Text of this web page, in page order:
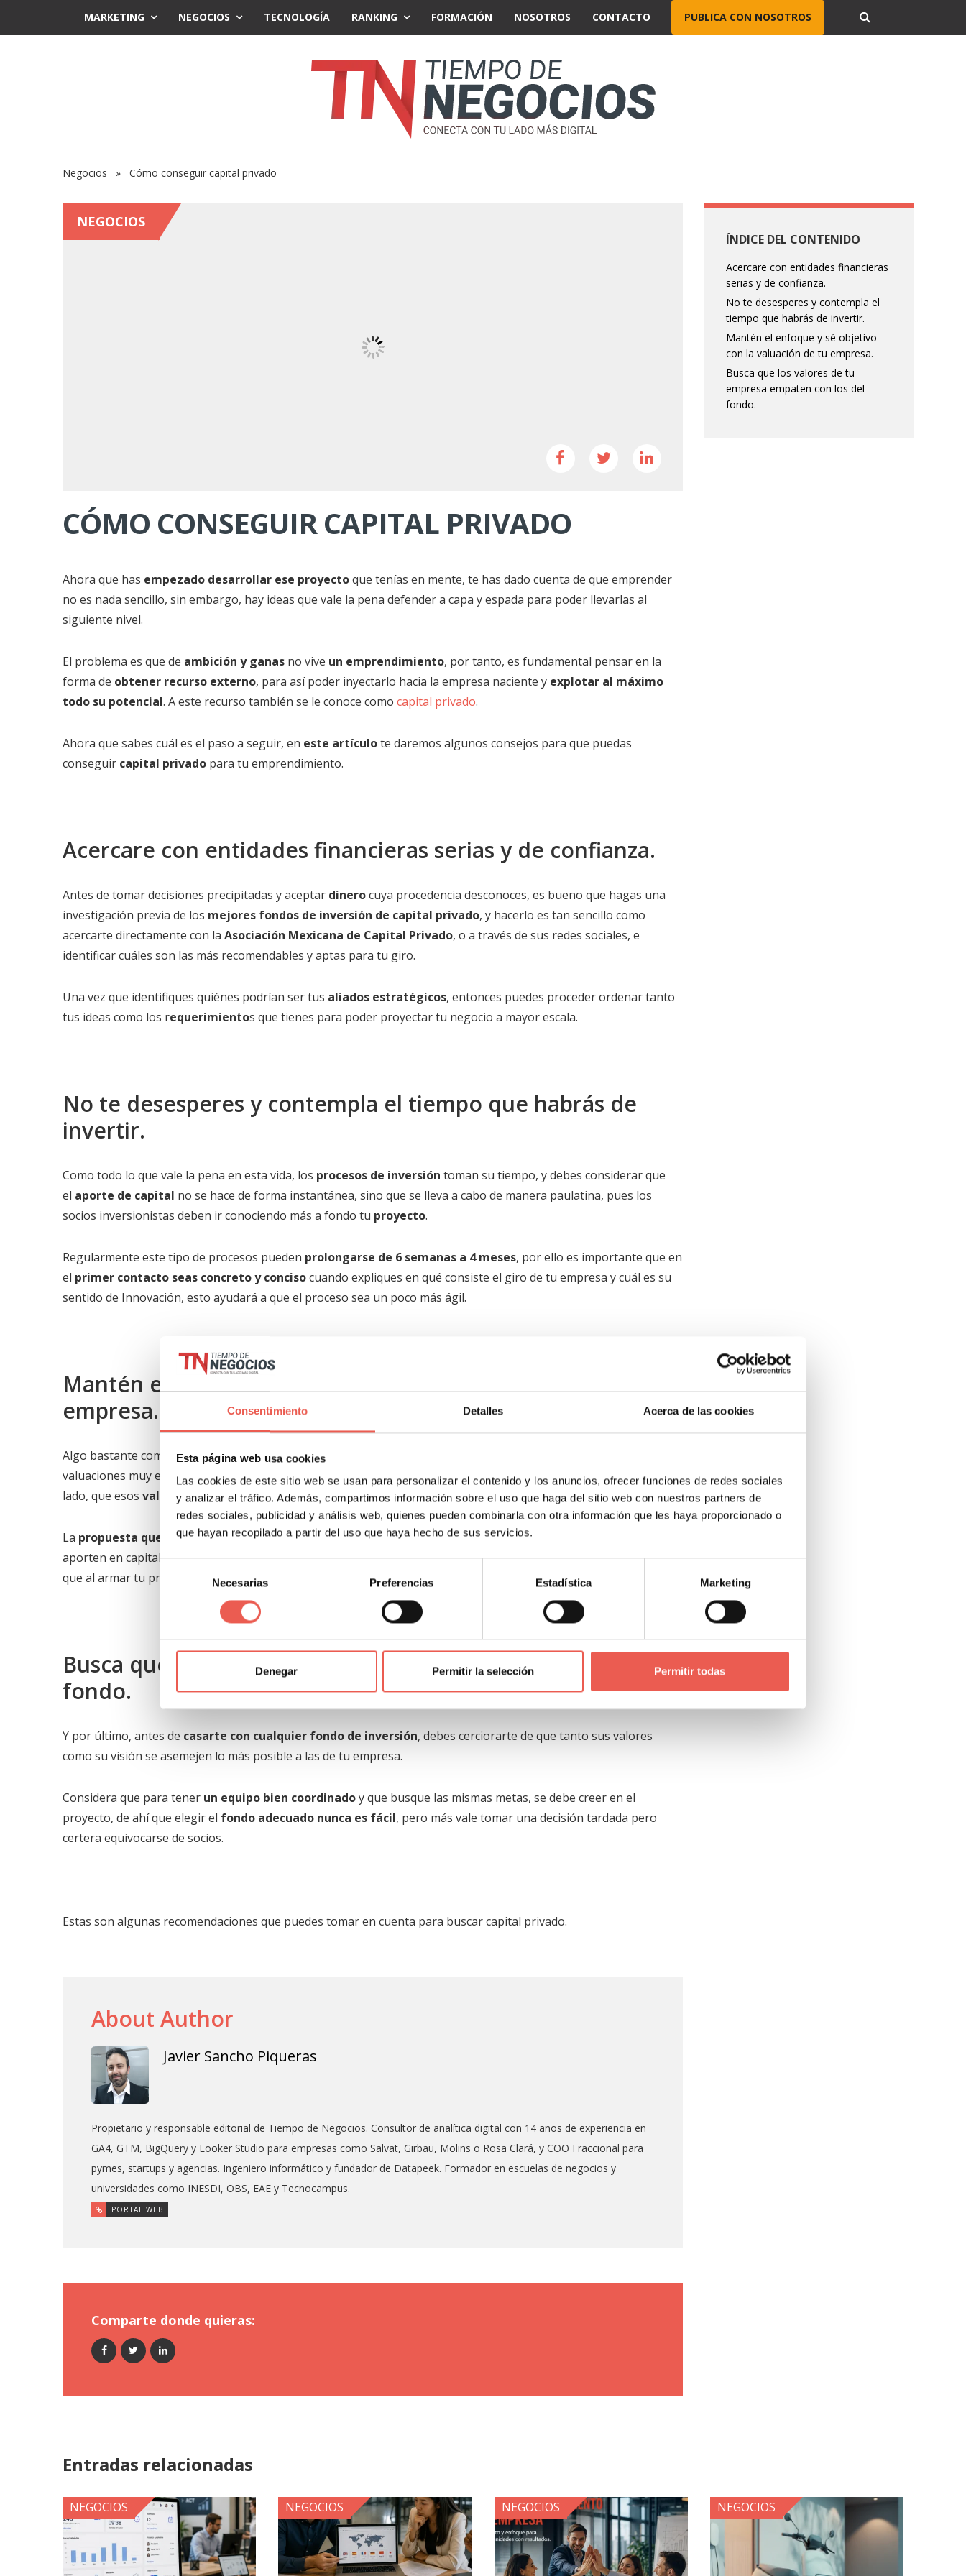
Consentimiento Detalles Acerca de las cookies
Esta página web usa cookies
Las cookies de este sitio web se usan para personalizar el contenido y los anuncios, ofrecer funciones de redes sociales
y analizar el tráfico. Además, compartimos información sobre el uso que haga del sitio web con nuestros partners de
redes sociales, publicidad y análisis web, quienes pueden combinarla con otra información que les haya proporcionado o
que hayan recopilado a partir del uso que haya hecho de sus servicios.
Selección
consentimiento
Necesarias Preferencias Estadística Marketing
Denegar Permitir la selección Permitir todas
MARKETING NEGOCIOS TECNOLOGÍA RANKING FORMACIÓN NOSOTROS CONTACTO PUBLICA CON NOSOTROS
Negocios » Cómo conseguir capital privado
NEGOCIOS
CÓMO CONSEGUIR CAPITAL PRIVADO
Ahora que has empezado desarrollar ese proyectoque tenías en mente, te has dado cuenta de que emprender
no es nada sencillo, sin embargo, hay ideas que vale la pena defender a capa y espada para poder llevarlas al
siguiente nivel.
El problema es que de ambición y ganas no vive un emprendimiento, por tanto, es fundamental pensar en la
forma de obtener recurso externo, para así poder inyectarlo hacia la empresa naciente y explotar al máximo
todo su potencial. A este recurso también se le conoce como capital privado.
Ahora que sabes cuál es el paso a seguir, en este artículote daremos algunos consejos para que puedas
conseguir capital privado para tu emprendimiento.
Acercare con entidades financieras serias y de confianza.
Antes de tomar decisiones precipitadas y aceptar dinerocuya procedencia desconoces, es bueno que hagas una
investigación previa de los mejores fondos de inversión de capital privado, y hacerlo es tan sencillo como
acercarte directamente con la Asociación Mexicana de Capital Privado, o a través de sus redes sociales, e
identificar cuáles son las más recomendables y aptas para tu giro.
Una vez que identifiques quiénes podrían ser tus aliados estratégicos, entonces puedes proceder ordenar tanto
tus ideas como los requerimientos que tienes para poder proyectar tu negocio a mayor escala.
No te desesperes y contempla el tiempo que habrás de
invertir.
Como todo lo que vale la pena en esta vida, los procesos de inversión toman su tiempo, y debes considerar que
el aporte de capital no se hace de forma instantánea, sino que se lleva a cabo de manera paulatina, pues los
socios inversionistas deben ir conociendo más a fondo tu proyecto.
Regularmente este tipo de procesos pueden prolongarse de 6 semanas a 4 meses, por ello es importante que en
el primer contacto seas concreto y concisocuando expliques en qué consiste el giro de tu empresa y cuál es su
sentido de Innovación, esto ayudará a que el proceso sea un poco más ágil.
Mantén el enfoque y sé objetivo con la valuación de tu
empresa.
Algo bastante común en este tipo de negociaciones
valuaciones muy elevadas, hechas por « expertos » que realmente ni siquiera invertirán en su proyecto, o por otro
lado, que esos valores se manejen bajo estándares estadounidenses.
La propuesta que hagas debe ser atractiva, sin perder su objetividad, pues toma en cuenta que quienes
aporten en capital lo harán a cambio de unporcentaje de las acciones de tu empresa, por eso, es importante
que al armar tu presentación no pierdas de vista esta premisa.
Busca que los valores de tu empresa empaten con los del
fondo.
Y por último, antes de casarte con cualquier fondo de inversión, debes cerciorarte de que tanto sus valores
como su visión se asemejen lo más posible a las de tu empresa.
Considera que para tener un equipo bien coordinadoy que busque las mismas metas, se debe creer en el
proyecto, de ahí que elegir el fondo adecuado nunca es fácil, pero más vale tomar una decisión tardada pero
certera equivocarse de socios.
Estas son algunas recomendaciones que puedes tomar en cuenta para buscar capital privado.
ÍNDICE DEL CONTENIDO
Acercare con entidades financieras
serias y de confianza.
No te desesperes y contempla el
tiempo que habrás de invertir.
Mantén el enfoque y sé objetivo
con la valuación de tu empresa.
Busca que los valores de tu
empresa empaten con los del
fondo.
About Author
Javier Sancho Piqueras
Propietario y responsable editorial de Tiempo de Negocios. Consultor de analítica digital con 14 años de experiencia en
GA4, GTM, BigQuery y Looker Studio para empresas como Salvat, Girbau, Molins o Rosa Clará, y COO Fraccional para
pymes, startups y agencias. Ingeniero informático y fundador de Datapeek. Formador en escuelas de negocios y
universidades como INESDI, OBS, EAE y Tecnocampus.
PORTAL WEB
Comparte donde quieras:
Entradas relacionadas
NEGOCIOS NEGOCIOS NEGOCIOS NEGOCIOS